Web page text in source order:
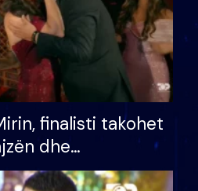
finalisti takohet
dhe
ndonjë letër